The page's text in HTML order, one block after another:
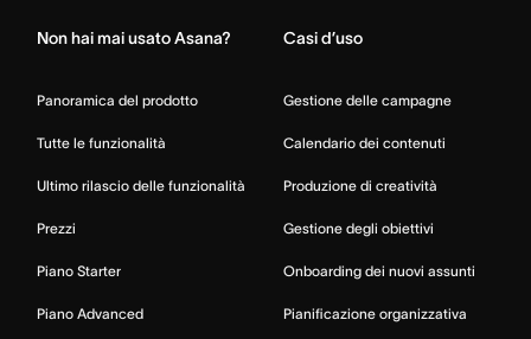
Non hai mai usato Asana?
Panoramica del prodotto
Tutte le funzionalità
Ultimo rilascio delle funzionalità
Prezzi
Piano Starter
Piano Advanced
Casi d’uso
Gestione delle campagne
Calendario dei contenuti
Produzione di creatività
Gestione degli obiettivi
Onboarding dei nuovi assunti
Pianificazione organizzativa